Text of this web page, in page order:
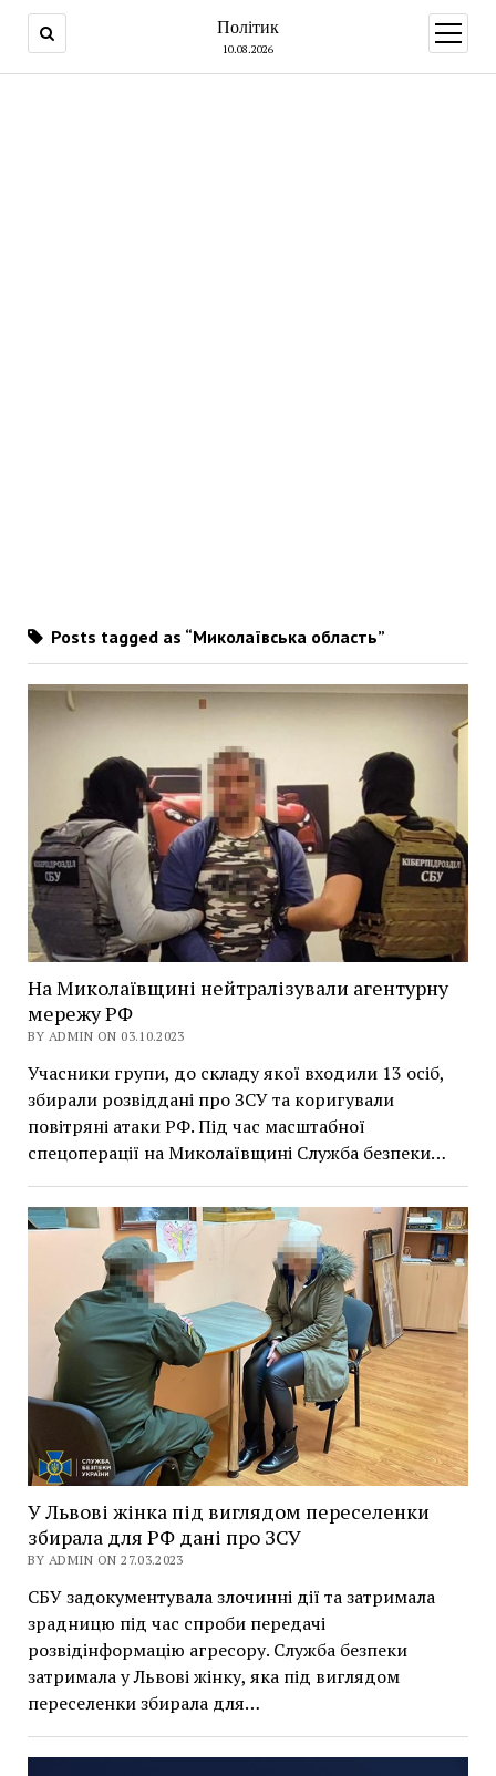
Політик
10.08.2026
open
menu
Posts tagged as “Миколаївська область”
На Миколаївщині нейтралізували агентурну
мережу РФ
BY ADMIN ON 03.10.2023
Учасники групи, до складу якої входили 13 осіб,
збирали розвіддані про ЗСУ та коригували
повітряні атаки РФ. Під час масштабної
спецоперації на Миколаївщині Служба безпеки…
У Львові жінка під виглядом переселенки
збирала для РФ дані про ЗСУ
BY ADMIN ON 27.03.2023
СБУ задокументувала злочинні дії та затримала
зрадницю під час спроби передачі
розвідінформацію агресору. Служба безпеки
затримала у Львові жінку, яка під виглядом
переселенки збирала для…